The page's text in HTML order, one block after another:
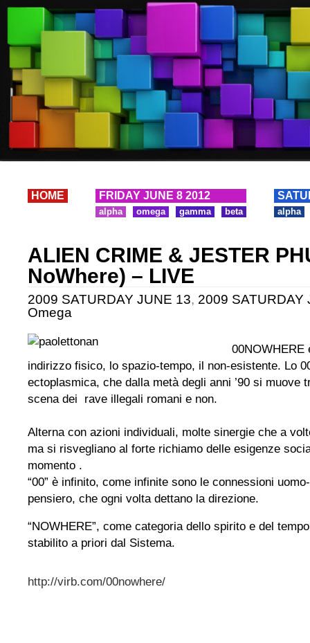
HOME FRIDAY JUNE 8 2012
alpha omega gamma beta alpha
ALIEN CRIME & JESTER
NoWhere) – LIVE
2009 SATURDAY JUNE 13, 2009 SATURDAY
Omega
00NOWHERE
indirizzo fisico, lo spazio-tempo, il non-esistente. Lo
ectoplasmica, che dalla metà degli anni ’90 si muove
scena dei rave illegali romani e non.
Alterna con azioni individuali, molte sinergie che a
ma si risvegliano al forte richiamo delle esigenze
momento .
“00” è infinito, come infinite sono le connessioni
pensiero, che ogni volta dettano la direzione.
“NOWHERE”, come categoria dello spirito e del
stabilito a priori dal Sistema.
http://virb.com/00nowhere/